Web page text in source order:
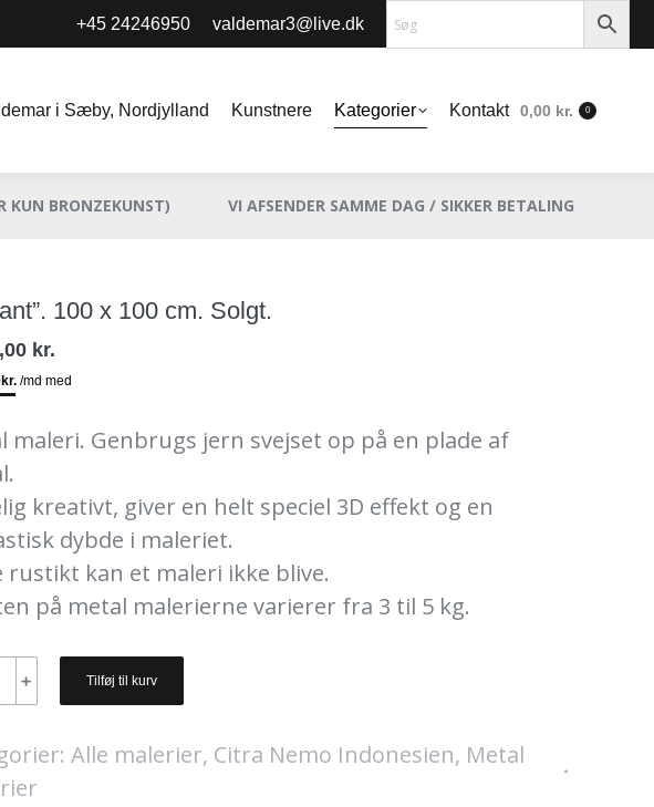
+45 24246950 valdemar3@live.dk
i Sæby, Nordjylland Kunstnere Kategorier Kontakt 0,00 kr. 0
KUN BRONZEKUNST) VI AFSENDER SAMME DAG / SIKKER BETALING
100 x 100 cm. Solgt.
kr.
maleri. Genbrugs jern svejset op på en plade af
kreativt, giver en helt speciel 3D effekt og en
dybde i maleriet.
rustikt kan et maleri ikke blive.
på metal malerierne varierer fra 3 til 5 kg.
﹢ Tilføj til kurv
Alle malerier, Citra Nemo Indonesien, Metal